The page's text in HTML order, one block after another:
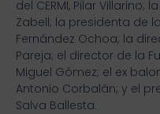
del CERMI, Pilar
Zabell; la presidenta de
Fernández Ochoa; la
Pareja; el director de la
Miguel Gómez; el ex
Antonio Corbalán; y el
Salva Ballesta.